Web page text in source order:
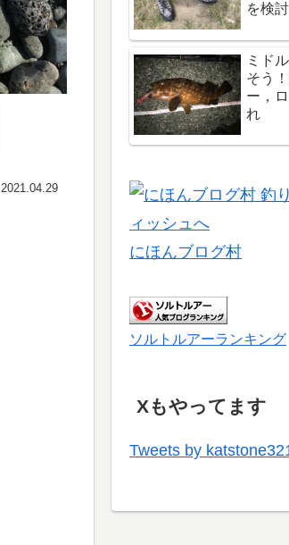
2021.04.29
を検
ミド
そう
ー，
れ
にほんブログ村
ソルトルアーランキング
Xもやってます
Tweets by